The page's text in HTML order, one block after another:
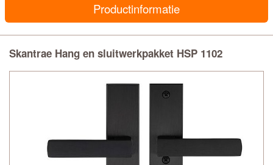
Productinformatie
Skantrae Hang en sluitwerkpakket HSP 1102